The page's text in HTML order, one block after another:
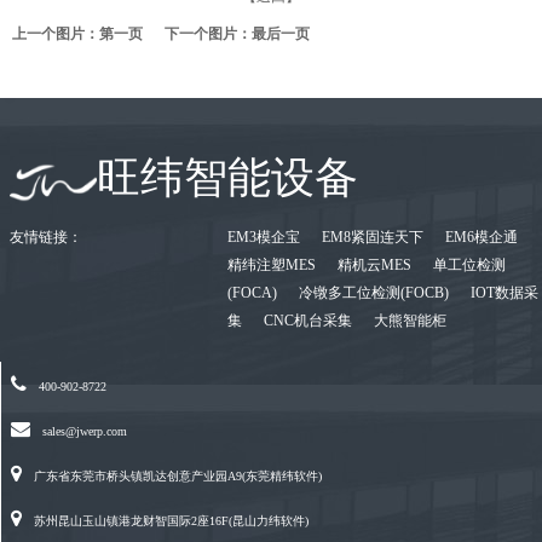
上一个图片： 第一页 下一个图片： 最后一页
旺纬智能设备
友情链接： EM3模企宝 EM8紧固连天下
EM6模企通
精纬注塑MES
精机云MES
单工位检测
(FOCA)
冷镦多工位检测(FOCB)
IOT数据采
集
CNC机台采集 大熊智能柜
400-902-8722
sales@jwerp.com
广东省东莞市桥头镇凯达创意产业园A9(东莞精纬软件)
苏州昆山玉山镇港龙财智国际2座16F(昆山力纬软件)